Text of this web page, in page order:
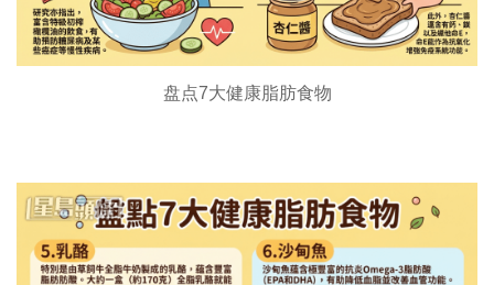
盘点7大健康脂肪食物